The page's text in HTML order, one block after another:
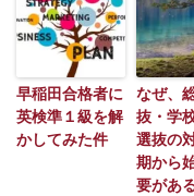
早稲田合格者に
英検準１級を解
かしてみた件
なぜ、
抜・学
選抜の
期から
要があ